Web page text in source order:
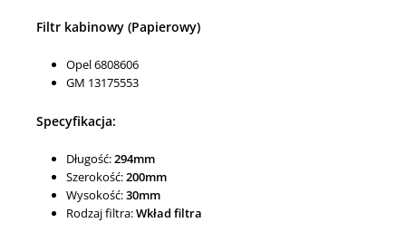
Filtr kabinowy (Papierowy)
Opel 6808606
GM 13175553
Specyfikacja:
Długość:294mm
Szerokość:200mm
Wysokość:30mm
Rodzaj filtra:Wkład filtra